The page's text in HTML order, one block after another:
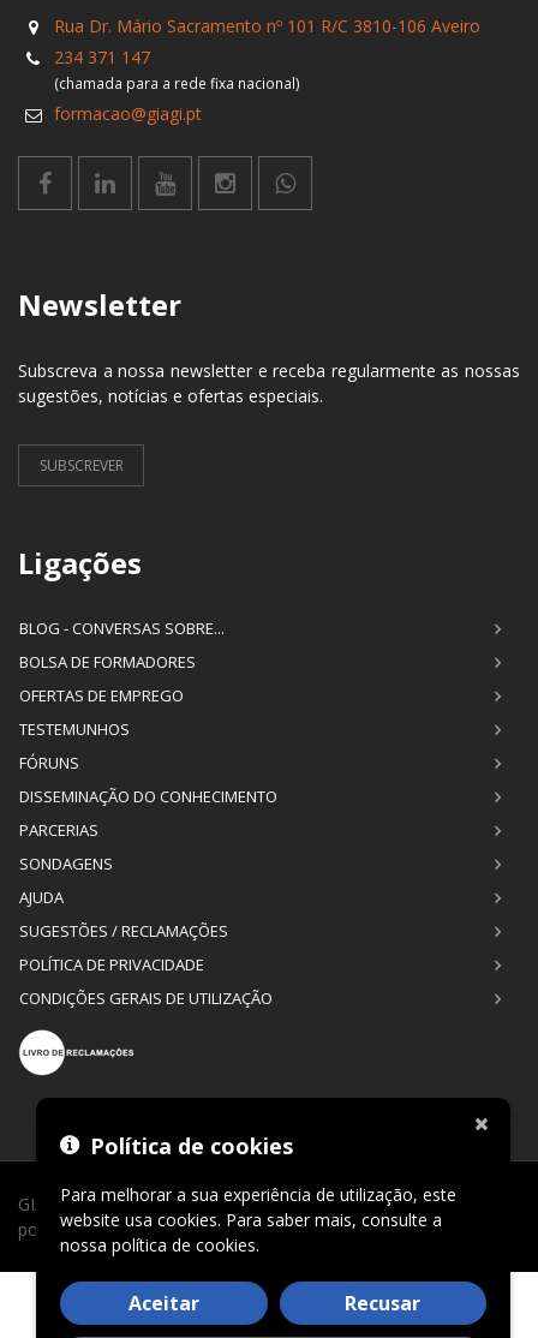
Rua Dr. Mário Sacramento nº 101 R/C 3810-106 Aveiro
234 371 147
(chamada para a rede fixa nacional)
formacao@giagi.pt
Newsletter
Subscreva a nossa newsletter e receba regularmente as nossas
sugestões, notícias e ofertas especiais.
SUBSCREVER
Ligações
BLOG - CONVERSAS SOBRE...
BOLSA DE FORMADORES
OFERTAS DE EMPREGO
TESTEMUNHOS
FÓRUNS
DISSEMINAÇÃO DO CONHECIMENTO
PARCERIAS
SONDAGENS
AJUDA
SUGESTÕES / RECLAMAÇÕES
POLÍTICA DE PRIVACIDADE
CONDIÇÕES GERAIS DE UTILIZAÇÃO
GIAGI © 2026. Todos os direitos reservados. Desenvolvimento
por
CLIC24®
Política de cookies
Para melhorar a sua experiência de utilização, este
website usa cookies. Para saber mais, consulte a
nossa política de cookies.
Aceitar Recusar